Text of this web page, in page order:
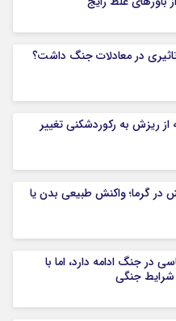
نصر ۲ چه تاثیری در معادلات جنگ داشت؟
ریزش به رکوردشکنی تغییر
در گرما؛ واکنش طبیعی بدن یا
در جنگ ادامه دارد، اما با
شرایط جنگی